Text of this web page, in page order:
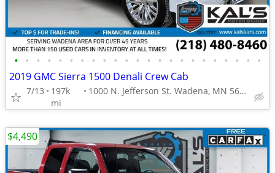
• • • • • • • • • • • • • • • • • • • • • • •
2019 GMC Sierra 1500 Denali Crew Cab
7/13
197k
mi
1000 N. Jefferson St. Wadena, MN 56482
$4,490